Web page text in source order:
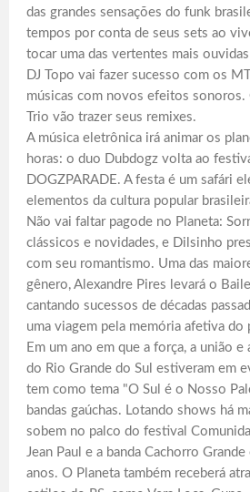
das grandes sensações do funk
tempos por conta de seus sets ao
tocar uma das vertentes mais
DJ Topo vai fazer sucesso com os
músicas com novos efeitos sonoros.
Trio vão trazer seus remixes.
A música eletrônica irá animar os
horas: o duo Dubdogz volta ao
DOGZPARADE. A festa é um safári
elementos da cultura popular
Não vai faltar pagode no Planeta:
clássicos e novidades, e Dilsinho
com seu romantismo. Uma das
gênero, Alexandre Pires levará o
cantando sucessos de décadas
uma viagem pela memória afetiva do
Em um ano em que a força, a união
do Rio Grande do Sul estiveram em
tem como tema "O Sul é o Nosso
bandas gaúchas. Lotando shows há
sobem no palco do festival
Jean Paul e a banda Cachorro
anos. O Planeta também receberá